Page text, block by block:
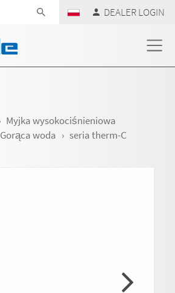
DEALER LOGIN
Myjka wysokociśnieniowa
Gorąca woda
seria therm-C